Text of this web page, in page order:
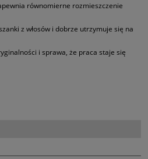
równomierne rozmieszczenie
z włosów i dobrze utrzymuje się na
i sprawa, że praca staje się